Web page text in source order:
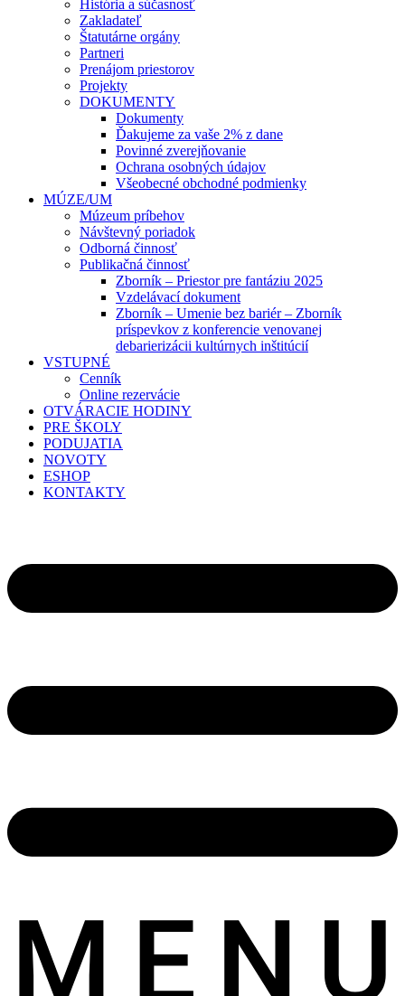
História a súčasnosť
Zakladateľ
Štatutárne orgány
Partneri
Prenájom priestorov
Projekty
DOKUMENTY
Dokumenty
Ďakujeme za vaše 2% z dane
Povinné zverejňovanie
Ochrana osobných údajov
Všeobecné obchodné podmienky
MÚZE/UM
Múzeum príbehov
Návštevný poriadok
Odborná činnosť
Publikačná činnosť
Zborník – Priestor pre fantáziu 2025
Vzdelávací dokument
Zborník – Umenie bez bariér – Zborník
príspevkov z konferencie venovanej
debarierizácii kultúrnych inštitúcií
VSTUPNÉ
Cenník
Online rezervácie
OTVÁRACIE HODINY
PRE ŠKOLY
PODUJATIA
NOVOTY
ESHOP
KONTAKTY